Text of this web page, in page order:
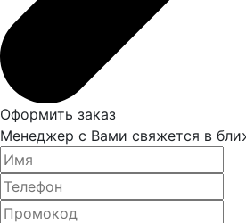
Оформить заказ
Менеджер с Вами свяжется в